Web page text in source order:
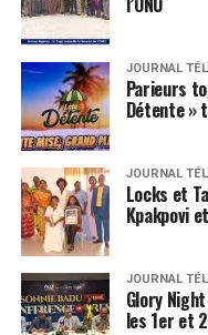
JOURNAL
Parieurs
Détente »
JOURNAL
Locks et
Kpakpovi
JOURNAL
Glory
les 1er et